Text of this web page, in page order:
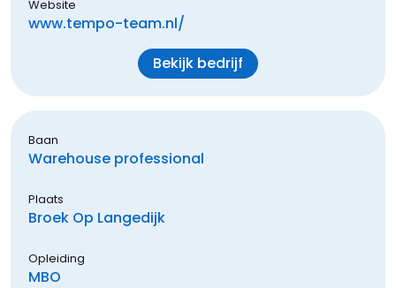
Website
www.tempo-team.nl/
Bekijk bedrijf
Baan
Warehouse professional
Plaats
Broek Op Langedijk
Opleiding
MBO